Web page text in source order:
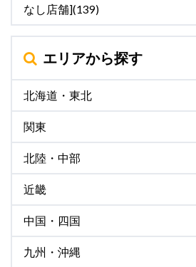
なし店舗](139)
エリアから探す
北海道・東北
関東
北陸・中部
近畿
中国・四国
九州・沖縄